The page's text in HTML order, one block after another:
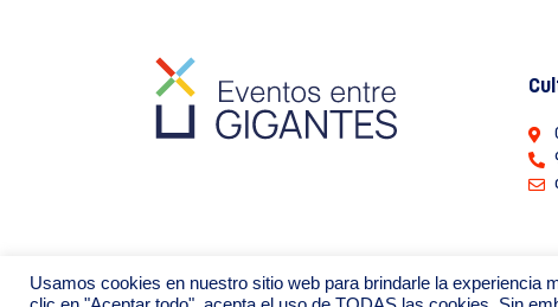
Usamos cookies en nuestro sitio web para brindarle la